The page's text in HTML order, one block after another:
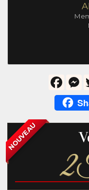
NOUVEAU
2